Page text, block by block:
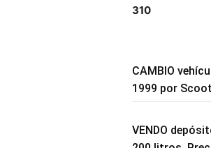
310
CAMBIO
1999 por
VENDO